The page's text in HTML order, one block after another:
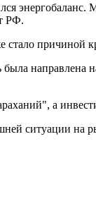
РФ.
стало причиной
а
ситуации на